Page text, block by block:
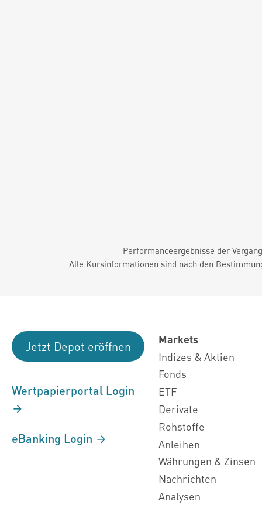
Performanceergebnisse der
Alle Kursinformationen sind nach den
Jetzt Depot eröffnen
Wertpapierportal Login
eBanking Login
Markets
Indizes & Aktien
Fonds
ETF
Derivate
Rohstoffe
Anleihen
Währungen & Zinsen
Nachrichten
Analysen